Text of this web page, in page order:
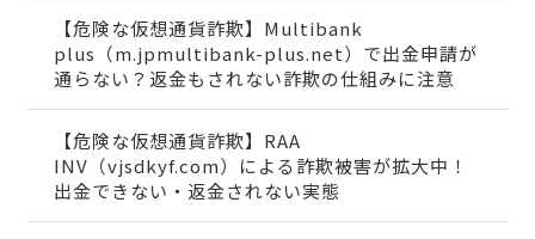
【危険な仮想通貨詐欺】Multibank
plus（m.jpmultibank-plus.net）で出金申請が
通らない？返金もされない詐欺の仕組みに注意
【危険な仮想通貨詐欺】RAA
INV（vjsdkyf.com）による詐欺被害が拡大中！
出金できない・返金されない実態